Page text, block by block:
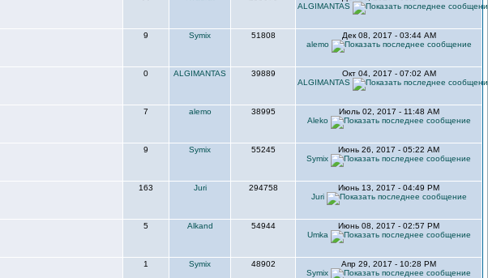
ALGIMANTAS
9 Symix 51808
Дек 08, 2017 - 03:44 AM
alemo
0 ALGIMANTAS 39889
Окт 04, 2017 - 07:02 AM
ALGIMANTAS
7 alemo 38995
Июль 02, 2017 - 11:48 AM
Aleko
9 Symix 55245
Июнь 26, 2017 - 05:22 AM
Symix
163 Juri 294758
Июнь 13, 2017 - 04:49 PM
Juri
5 Alkand 54944
Июнь 08, 2017 - 02:57 PM
Umka
1 Symix 48902
Апр 29, 2017 - 10:28 PM
Symix